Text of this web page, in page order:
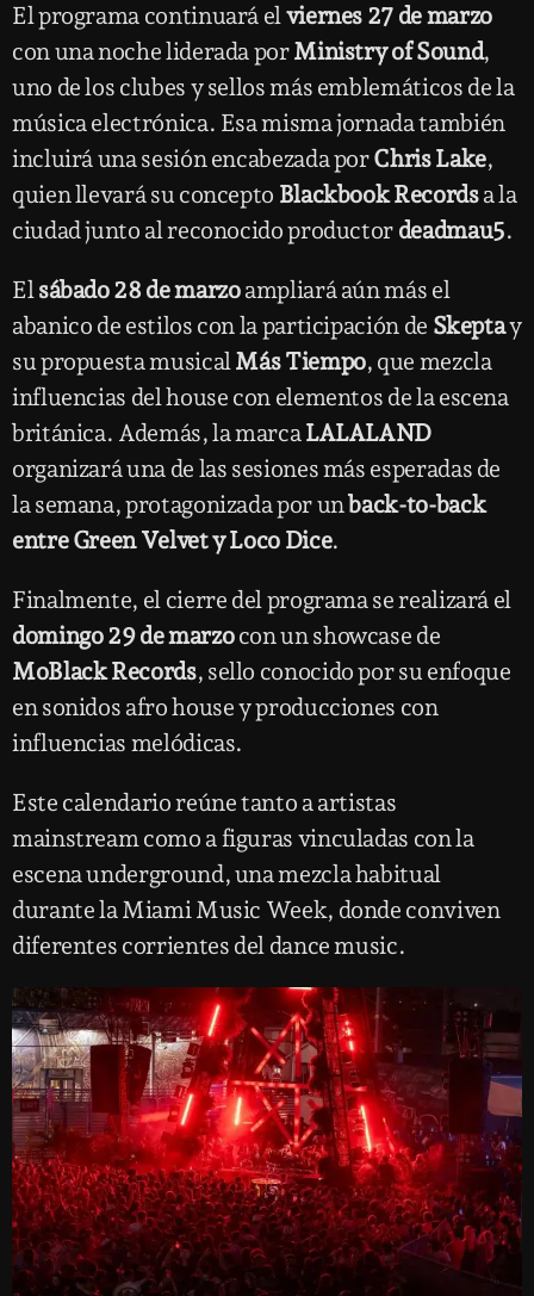
El programa continuará elviernes 27 de marzo
con una noche liderada porMinistry of Sound,
uno de los clubes y sellos más emblemáticos de la
música electrónica. Esa misma jornada también
incluirá una sesión encabezada porChris Lake,
quien llevará su concepto Blackbook Recordsa la
ciudad junto al reconocido productor deadmau5.
Elsábado 28 de marzoampliará aún más el
abanico de estilos con la participación de Skeptay
su propuesta musicalMás Tiempo, que mezcla
influencias del house con elementos de la escena
británica. Además, la marcaLALALAND
organizará una de las sesiones más esperadas de
la semana, protagonizada por unback-to-back
entre Green Velvet y Loco Dice.
Finalmente, el cierre del programa se realizará el
domingo 29 de marzocon un showcase de
MoBlack Records, sello conocido por su enfoque
en sonidos afro house y producciones con
influencias melódicas.
Este calendario reúne tanto a artistas
mainstream como a figuras vinculadas con la
escena underground, una mezcla habitual
durante la Miami Music Week, donde conviven
diferentes corrientes del dance music.